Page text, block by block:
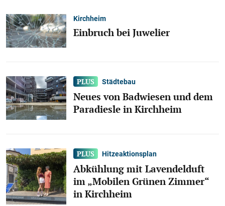
Kirchheim
Einbruch bei Juwelier
Städtebau
Neues von Badwiesen und dem
Paradiesle in Kirchheim
Hitzeaktionsplan
Abkühlung mit Lavendelduft
im „Mobilen Grünen Zimmer“
in Kirchheim